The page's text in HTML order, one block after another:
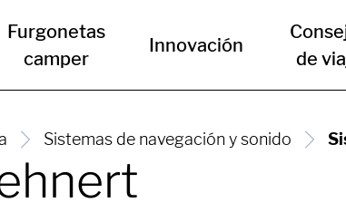
Furgonetas
camper
Innovación
de
Sistemas de navegación y sonido